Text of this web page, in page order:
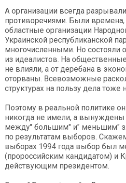
А организации всегда
противоречиями. Были
областные организации
Украинской республиканской
многочисленными. Но состояли
из идеалистов. На
не влияли, а от деребана в
оторваны. Всевозможные
структурах на пользу дела тоже
Поэтому в реальной политике
никогда не имели, а
между" большим" и" меньшим"
по результатам выборов.
выборах 1994 года выбор был
(пророссийским кандидатом) и
действующим президентом.